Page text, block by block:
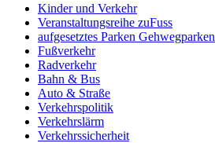
Kinder und Verkehr
Veranstaltungsreihe zuFuss
aufgesetztes Parken Gehwegparken
Fußverkehr
Radverkehr
Bahn & Bus
Auto & Straße
Verkehrspolitik
Verkehrslärm
Verkehrssicherheit